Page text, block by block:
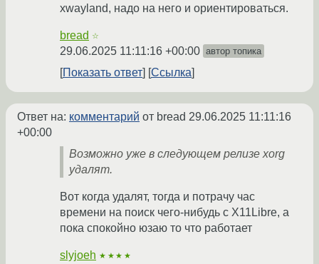
xwayland, надо на него и ориентироваться.
bread ☆
29.06.2025 11:11:16 +00:00 автор топика
Показать ответ Ссылка
Ответ на: комментарий от bread 29.06.2025 11:11:16
+00:00
Возможно уже в следующем релизе xorg
удалят.
Вот когда удалят, тогда и потрачу час
времени на поиск чего-нибудь с X11Libre, а
пока спокойно юзаю то что работает
slyjoeh ★★★★